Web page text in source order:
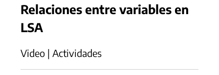
Relaciones entre variables en
LSA
Video | Actividades